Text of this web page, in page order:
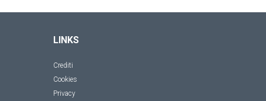
LINKS
Crediti
Cookies
Privacy